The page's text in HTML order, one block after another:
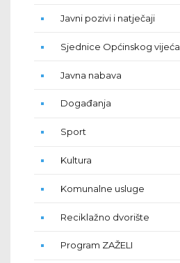
Javni pozivi i natječaji
Sjednice Općinskog vijeća
Javna nabava
Događanja
Sport
Kultura
Komunalne usluge
Reciklažno dvorište
Program ZAŽELI